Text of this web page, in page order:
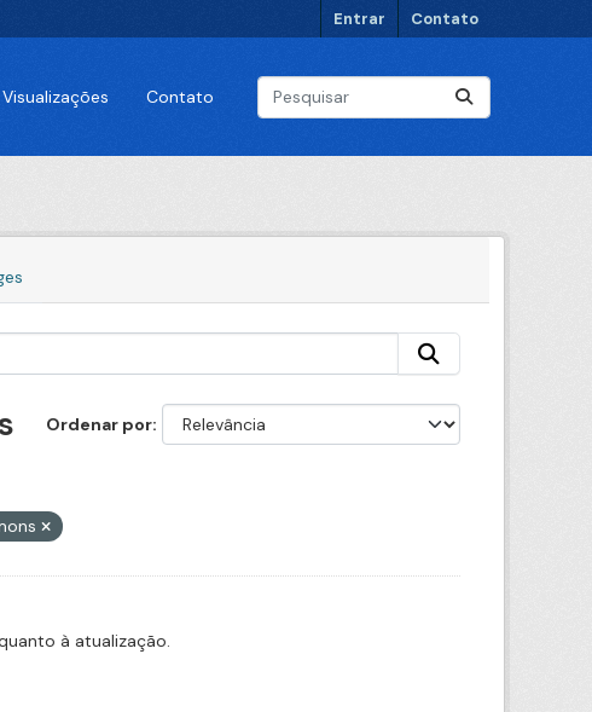
Entrar Contato
Visualizações Contato
Ordenar por
à atualização.